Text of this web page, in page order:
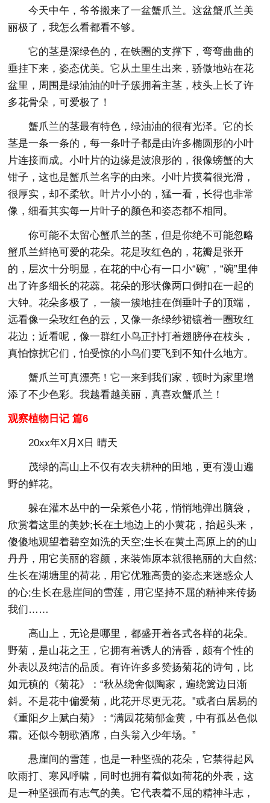
今天中午，爷爷搬来了一盆蟹爪兰。这盆蟹爪兰美
丽极了，我怎么看都看不够。
它的茎是深绿色的，在铁圈的支撑下，弯弯曲曲的
垂挂下来，姿态优美。它从土里生出来，骄傲地站在花
盆里，周围是绿油油的叶子簇拥着主茎，枝头上长了许
多花骨朵，可爱极了！
蟹爪兰的茎最有特色，绿油油的很有光泽。它的长
茎是一条一条的，每一条叶子都是由许多椭圆形的小叶
片连接而成。小叶片的边缘是波浪形的，很像螃蟹的大
钳子，这也是蟹爪兰名字的由来。小叶片摸着很光滑，
很厚实，却不柔软。叶片小小的，猛一看，长得也非常
像，细看其实每一片叶子的颜色和姿态都不相同。
你可能不太留心蟹爪兰的茎，但是你绝不可能忽略
蟹爪兰鲜艳可爱的花朵。花是玫红色的，花瓣是张开
的，层次十分明显，在花的中心有一口小“碗”，“碗”里伸
出了许多细长的花蕊。花朵的形状像两口倒扣在一起的
大钟。花朵多极了，一簇一簇地挂在倒垂叶子的顶端，
远看像一朵玫红色的云，又像一条绿纱裙镶着一圈玫红
花边；近看呢，像一群红小鸟正扑打着翅膀停在枝头，
真怕惊扰它们，怕受惊的小鸟们要飞到不知什么地方。
蟹爪兰可真漂亮！它一来到我们家，顿时为家里增
添了不少色彩。我越看越美丽，真喜欢蟹爪兰！
观察植物日记 篇6
20xx年X月X日 晴天
茂绿的高山上不仅有农夫耕种的田地，更有漫山遍
野的鲜花。
躲在灌木丛中的一朵紫色小花，悄悄地弹出脑袋，
欣赏着这里的美妙;长在土地边上的小黄花，抬起头来，
傻傻地观望着碧空如洗的天空;生长在黄土高原上的的山
丹丹，用它美丽的容颜，来装饰原本就很艳丽的大自然;
生长在湖塘里的荷花，用它优雅高贵的姿态来迷惑众人
的心;生长在悬崖间的雪莲，用它坚持不屈的精神来传扬
我们……
高山上，无论是哪里，都盛开着各式各样的花朵。
野菊，是山花之王，它拥有着诱人的清香，颇有个性的
外表以及纯洁的品质。有许许多多赞扬菊花的诗句，比
如元稹的《菊花》：“秋丛绕舍似陶家，遍绕篱边日渐
斜。不是花中偏爱菊，此花开尽更无花。”或者白居易的
《重阳夕上赋白菊》：“满园花菊郁金黄，中有孤丛色似
霜。还似今朝歌酒席，白头翁入少年场。”
悬崖间的雪莲，也是一种坚强的花朵，它禁得起风
吹雨打、寒风呼啸，同时也拥有着似如荷花的外表，这
是一种坚强而有志气的美。它代表着不屈的精神斗志，